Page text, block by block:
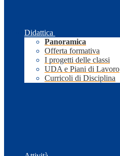
Didattica
Panoramica
Offerta formativa
I progetti delle classi
UDA e Piani di Lavoro
Curricoli di Disciplina